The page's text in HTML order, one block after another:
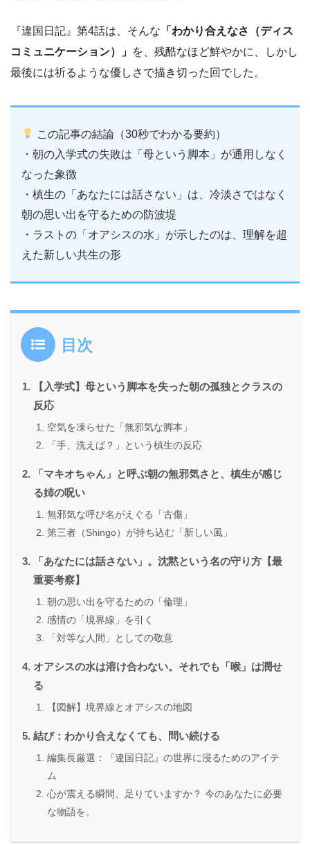
『違国日記』第4話は、そんな 「わかり合えなさ（ディス
コミュニケーション）」 を、残酷なほど鮮やかに、しかし
最後には祈るような優しさで描き切った回でした。
この記事の結論（30秒でわかる要約）
・朝の入学式の失敗は「母という脚本」が通用しなく
なった象徴
・槙生の「あなたには話さない」は、冷淡さではなく
朝の思い出を守るための防波堤
・ラストの「オアシスの水」が示したのは、理解を超
えた新しい共生の形
目次
【入学式】母という脚本を失った朝の孤独とクラスの
反応
空気を凍らせた「無邪気な脚本」
「手、洗えば？」という槙生の反応
「マキオちゃん」と呼ぶ朝の無邪気さと、槙生が感じ
る姉の呪い
無邪気な呼び名がえぐる「古傷」
第三者（Shingo）が持ち込む「新しい風」
「あなたには話さない」。沈黙という名の守り方【最
重要考察】
朝の思い出を守るための「倫理」
感情の「境界線」を引く
「対等な人間」としての敬意
オアシスの水は溶け合わない。それでも「喉」は潤せ
る
【図解】境界線とオアシスの地図
結び：わかり合えなくても、問い続ける
編集長厳選：『違国日記』の世界に浸るためのアイテ
ム
心が震える瞬間、足りていますか？ 今のあなたに必要
な物語を。